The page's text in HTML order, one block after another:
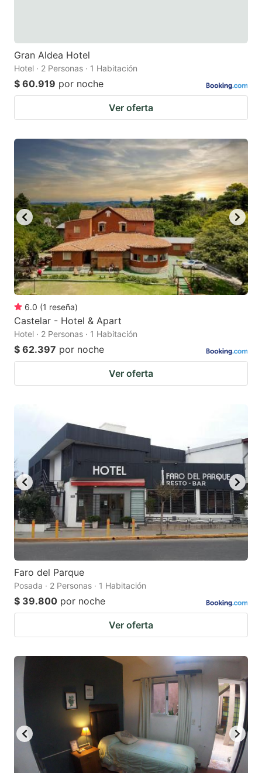
Gran Aldea Hotel
Hotel · 2 Personas · 1 Habitación
$ 60.919 por noche
Ver oferta
6.0 (1 reseña)
Castelar - Hotel & Apart
Hotel · 2 Personas · 1 Habitación
$ 62.397 por noche
Ver oferta
Faro del Parque
Posada · 2 Personas · 1 Habitación
$ 39.800 por noche
Ver oferta